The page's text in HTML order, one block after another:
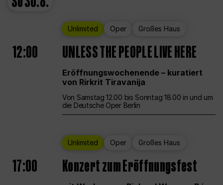
Unlimited Oper Großes Haus
12:00 UNLESS THE PEOPLE LIVE HERE
Eröffnungswochenende – kuratiert
von Rirkrit Tiravanija
Von Samstag 12.00 bis Sonntag 18.00 in und um
die Deutsche Oper Berlin
Unlimited Oper Großes Haus
17:00 Konzert zum Eröffnungsfest